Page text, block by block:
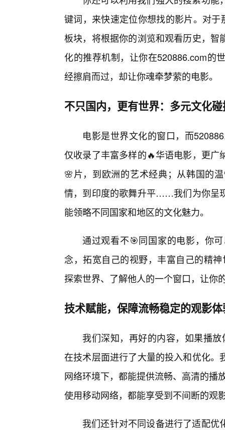
键词，来快速定位你想找的影片。对
板块，将根据你的浏览和观看历史，
化的推荐机制，让你在520886.com的
经擦肩而过，却让你魂牵梦萦的电影。
不只国内，更有世界：多元文化
电影是世界文化的窗口，而
仅收录了丰富多样的🔥华语电影，更
🌸片，到欧洲的艺术经典；从韩国的
情，到印度的歌舞升平……我们为你呈
能领略不同国家和地区的文化魅力。
通过观看不🎯同国家的电影，你
念，拓宽自己的视野，丰富自己的精
探索世界、了解他人的一个窗口，让你
技术赋能，保障流畅稳定的观影
我们深知，再好的内容，如果播
在技术层面进行了大量的投入和优化
网络环境下，都能提供流畅、高清的播
使用移动网络，都能享受到不间断的观
我们还针对不同设备进行了适配